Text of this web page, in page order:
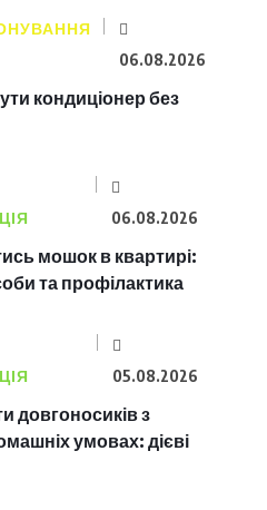
06.08.2026
кондиціонер без
06.08.2026
мошок в квартирі:
та профілактика
05.08.2026
довгоносиків з
умовах: дієві